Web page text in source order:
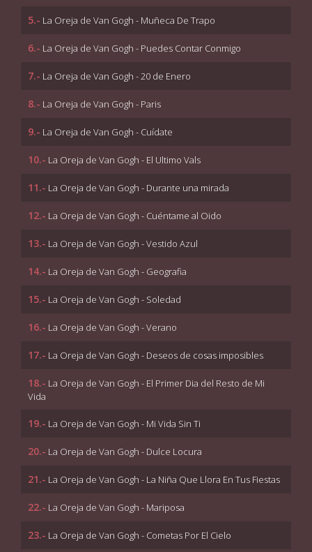
5.- La Oreja de Van Gogh - Muñeca De Trapo
6.- La Oreja de Van Gogh - Puedes Contar Conmigo
7.- La Oreja de Van Gogh - 20 de Enero
8.- La Oreja de Van Gogh - Paris
9.- La Oreja de Van Gogh - Cuídate
10.- La Oreja de Van Gogh - El Ultimo Vals
11.- La Oreja de Van Gogh - Durante una mirada
12.- La Oreja de Van Gogh - Cuéntame al Oido
13.- La Oreja de Van Gogh - Vestido Azul
14.- La Oreja de Van Gogh - Geografia
15.- La Oreja de Van Gogh - Soledad
16.- La Oreja de Van Gogh - Verano
17.- La Oreja de Van Gogh - Deseos de cosas imposibles
18.- La Oreja de Van Gogh - El Primer Dia del Resto de Mi
Vida
19.- La Oreja de Van Gogh - Mi Vida Sin Ti
20.- La Oreja de Van Gogh - Dulce Locura
21.- La Oreja de Van Gogh - La Niña Que Llora En Tus Fiestas
22.- La Oreja de Van Gogh - Mariposa
23.- La Oreja de Van Gogh - Cometas Por El Cielo